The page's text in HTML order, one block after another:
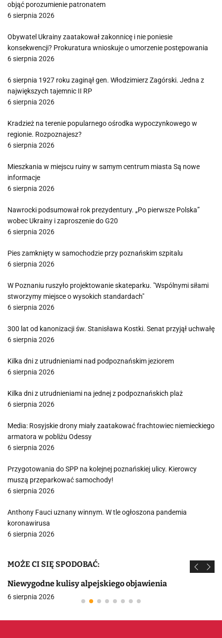
objąć porozumienie patronatem
6 sierpnia 2026
Obywatel Ukrainy zaatakował zakonnicę i nie poniesie
konsekwencji? Prokuratura wnioskuje o umorzenie postępowania
6 sierpnia 2026
6 sierpnia 1927 roku zaginął gen. Włodzimierz Zagórski. Jedna z
największych tajemnic II RP
6 sierpnia 2026
Kradzież na terenie popularnego ośrodka wypoczynkowego w
regionie. Rozpoznajesz?
6 sierpnia 2026
Mieszkania w miejscu ruiny w samym centrum miasta Są nowe
informacje
6 sierpnia 2026
Nawrocki podsumował rok prezydentury. „Po pierwsze Polska”
wobec Ukrainy i zaproszenie do G20
6 sierpnia 2026
Pies zamknięty w samochodzie przy poznańskim szpitalu
6 sierpnia 2026
W Poznaniu ruszyło projektowanie skateparku. "Wspólnymi siłami
stworzymy miejsce o wysokich standardach"
6 sierpnia 2026
300 lat od kanonizacji św. Stanisława Kostki. Senat przyjął uchwałę
6 sierpnia 2026
Kilka dni z utrudnieniami nad podpoznańskim jeziorem
6 sierpnia 2026
Kilka dni z utrudnieniami na jednej z podpoznańskich plaż
6 sierpnia 2026
Media: Rosyjskie drony miały zaatakować frachtowiec niemieckiego
armatora w pobliżu Odessy
6 sierpnia 2026
Przygotowania do SPP na kolejnej poznańskiej ulicy. Kierowcy
muszą przeparkować samochody!
6 sierpnia 2026
Anthony Fauci uznany winnym. W tle ogłoszona pandemia
koronawirusa
6 sierpnia 2026
MOŻE CI SIĘ SPODOBAĆ:
Niewygodne kulisy alpejskiego objawienia
6 sierpnia 2026